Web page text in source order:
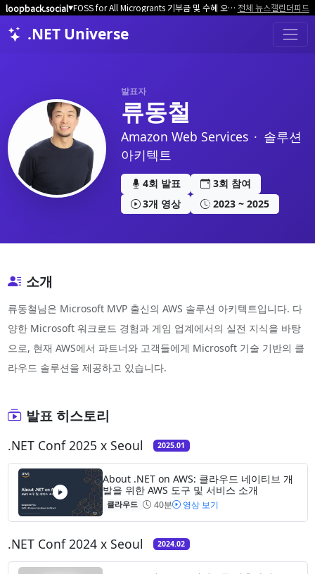
loopback.social▼ FOSS for All Microgrants 기부금 및 수혜 오픈소스 프로젝트/커뮤니티 모집 전체 뉴스캘린더피드
.NET Universe
발표자
류동철
Amazon Web Services · 솔루션
아키텍트
4회 발표
3회 참여
3개 영상
2023 ~ 2025
소개
류동철님은 Microsoft MVP 출신의 AWS 솔루션 아키텍트입니다. 다
양한 Microsoft 워크로드 경험과 게임 업계에서의 실전 지식을 바탕
으로, 현재 AWS에서 파트너와 고객들에게 Microsoft 기술 기반의 클
라우드 솔루션을 제공하고 있습니다.
발표 히스토리
.NET Conf 2025 x Seoul 2025.01
About .NET on AWS: 클라우드 네이티브 개
발을 위한 AWS 도구 및 서비스 소개
클라우드 40분 영상 보기
.NET Conf 2024 x Seoul 2024.02